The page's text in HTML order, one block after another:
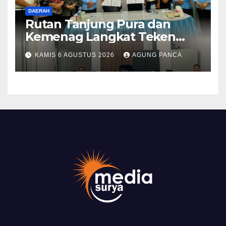
DAERAH
Rutan Tanjung Pura dan
Kemenag Langkat Teken
PKS Pembinaan Kerohanian
Warga Binaan
KAMIS 6 AGUSTUS 2026 AGUNG PANCA